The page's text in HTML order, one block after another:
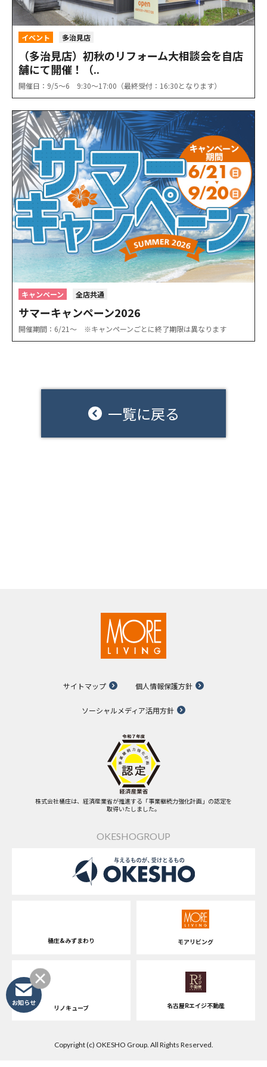
イベント 多治見店
（多治見店）初秋のリフォーム大相談会を自店
舗にて開催！（..
開催日：9/5〜6 9:30〜17:00（最終受付：16:30となります）
キャンペーン 全店共通
サマーキャンペーン2026
開催期間：6/21〜 ※キャンペーンごとに終了期限は異なります
一覧に戻る
サイトマップ 個人情報保護方針
ソーシャルメディア活用方針
株式会社桶庄は、経済産業省が推進する「事業継続力強化計画」の認定を
取得いたしました。
OKESHOGROUP
桶庄&みずまわり モアリビング
リノキューブ 名古屋Rエイジ不動産
Copyright (c) OKESHO Group. All Rights Reserved.
お知らせ